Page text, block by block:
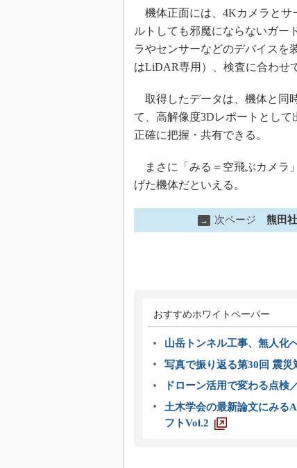
機体正面には、4Kカメラとサ
ルトしても邪魔にならないガー
ラやセンサーなどのデバイスを
はLiDAR専用）、検査に合わせ
取得したデータは、機体と同
て、高解像度3Dレポートとし
正確に把握・共有できる。
まさに「みる＝空飛ぶカメラ
げた機体だといえる。
→ 次ページ 熊田
おすすめホワイトペーパー
山岳トンネル工事、無人化
写真で振り返る第30回 震災
ドローン活用で変わる点
土木学会の最新論文にみ
フトVol.2